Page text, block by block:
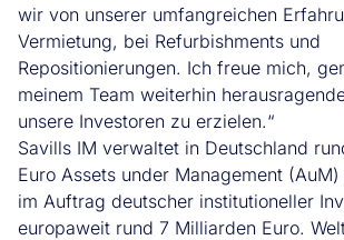
wir von unserer umfangreichen
Vermietung, bei Refurbishments und
Repositionierungen. Ich freue mich,
meinem Team weiterhin
unsere Investoren zu erzielen.“
Savills IM verwaltet in Deutschland
Euro Assets under Management
im Auftrag deutscher institutioneller
europaweit rund 7 Milliarden Euro.